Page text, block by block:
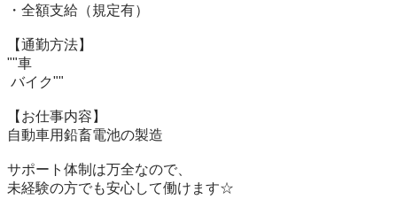
・全額支給（規定有）
【通勤方法】
""車
【お仕事内容】
自動車用鉛畜電池の製造
サポート体制は万全なので、
未経験の方でも安心して働けます☆